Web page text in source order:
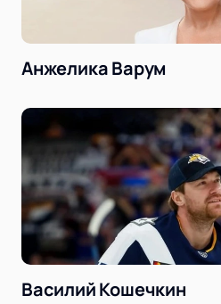
Анжелика Варум
Василий Кошечкин